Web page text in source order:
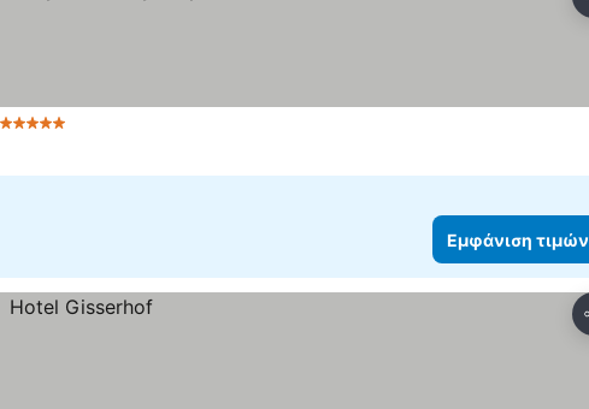
5 Αστέρια
Εμφάνιση τιμών